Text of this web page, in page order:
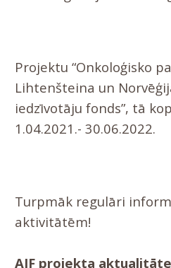
Projektu “Onkoloģisko
Lihtenšteina un
iedzīvotāju fonds”, tā
1.04.2021.- 30.06.2022.
Turpmāk regulāri
aktivitātēm!
AIF projekta